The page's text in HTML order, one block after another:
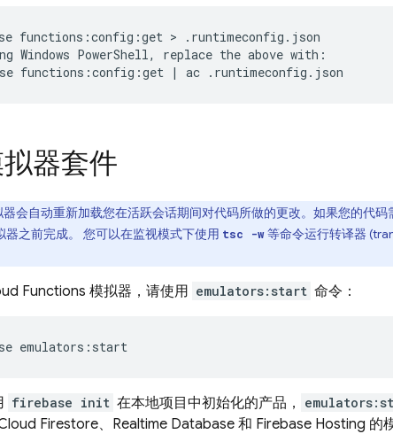
functions:config:get > .runtimeconfig.json
Windows PowerShell, replace the above with:
器套件
器会自动重新加载您在活跃会话期间对代码所做的更改。如果您的代
器之前完成。 您可以在监视模式下使用 tsc -w等命令运行转译器
Functions 模拟器，请使用 emulators:start 命令：
emulators:start
firebase init 在本地项目中初始化的产品，
Firestore、Realtime Database 和 Firebase Hosting 的